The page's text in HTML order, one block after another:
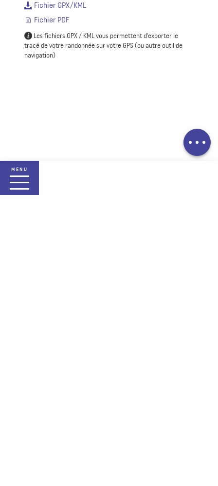
MENU
Télécharger
Fichier GPX/KML
Fichier PDF
Les fichiers GPX / KML vous permettent d'exporter le
tracé de votre randonnée sur votre GPS (ou autre outil de
navigation)